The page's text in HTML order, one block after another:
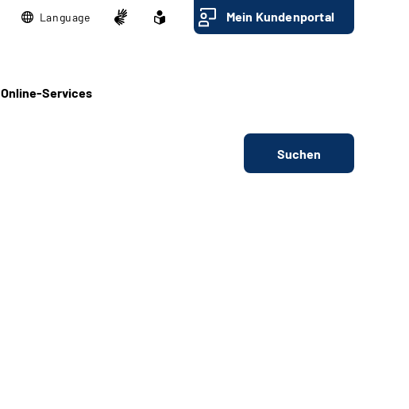
Language Mein Kundenportal
Online-Services
Suchen